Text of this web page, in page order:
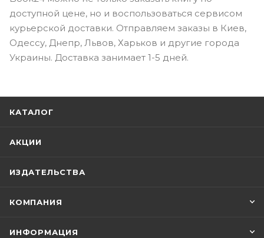
доступной цене, но и воспользоваться сервисом
курьерской доставки. Отправляем заказы в Киев,
Одессу, Днепр, Львов, Харьков и другие города
Украины. Доставка занимает 1-5 дней.
КАТАЛОГ
АКЦИИ
ИЗДАТЕЛЬСТВА
КОМПАНИЯ
ИНФОРМАЦИЯ